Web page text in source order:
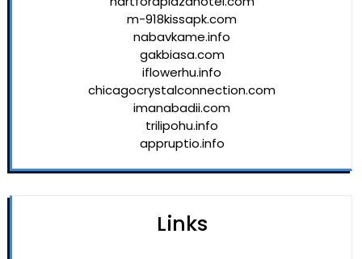
m-918kissapk.com
nabavkame.info
gakbiasa.com
iflowerhu.info
chicagocrystalconnection.com
imanabadii.com
trilipohu.info
appruptio.info
Links